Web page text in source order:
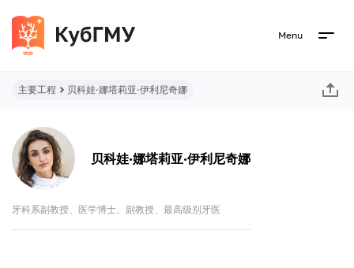
Menu
主要工程 贝科娃·娜塔莉亚·伊利尼奇娜
贝科娃·娜塔莉亚·伊利尼奇娜
牙科系副教授、医学博士、副教授、最高级别牙医